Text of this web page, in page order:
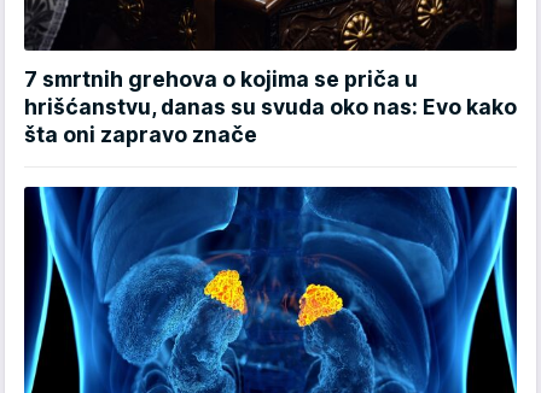
7 smrtnih grehova o kojima se priča u
hrišćanstvu, danas su svuda oko nas: Evo kako
šta oni zapravo znače